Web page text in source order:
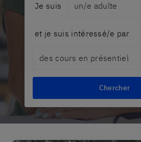
Je suis
et je suis intéressé/e par
Chercher